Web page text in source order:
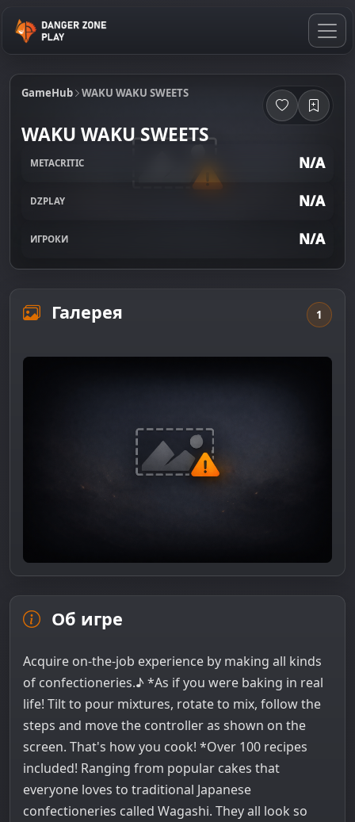
GameHub WAKU WAKU SWEETS
WAKU WAKU SWEETS
METACRITIC N/A
DZPLAY N/A
ИГРОКИ N/A
Галерея 1
Об игре
Acquire on-the-job experience by making all kinds
of confectioneries.♪ *As if you were baking in real
life! Tilt to pour mixtures, rotate to mix, follow the
steps and move the controller as shown on the
screen. That's how you cook! *Over 100 recipes
included! Ranging from popular cakes that
everyone loves to traditional Japanese
confectioneries called Wagashi. They all look so